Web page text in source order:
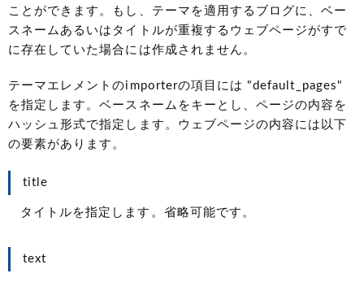
ことができます。もし、テーマを適用するブログに、ベー
スネームあるいはタイトルが重複するウェブページがすで
に存在していた場合には作成されません。
テーマエレメントのimporterの項目には "default_pages"
を指定します。ベースネームをキーとし、ページの内容を
ハッシュ形式で指定します。ウェブページの内容には以下
の要素があります。
title
タイトルを指定します。省略可能です。
text